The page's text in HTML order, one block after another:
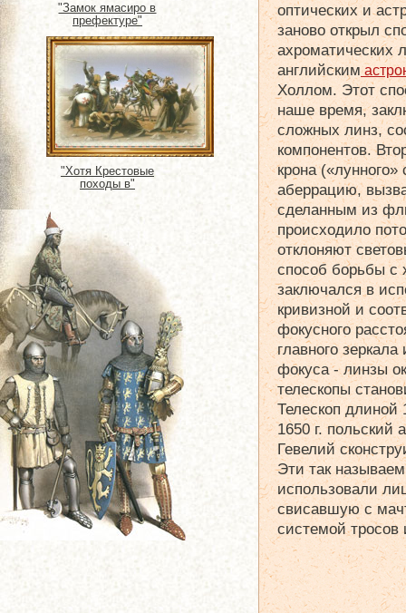
"Замок ямасиро в
префектуре"
"Хотя Крестовые
походы в"
оптических и
заново открыл
ахроматических
английским
Холлом. Этот
наше время,
сложных линз,
компонентов.
крона
аберрацию,
сделанным из
происходило
отклоняют
способ борьбы с
заключался в
кривизной и
фокусного
главного
фокуса - линзы
телескопы
Телескоп
1650 г. польский
Гевелий
Эти так
использовали
свисавшую с
системой тросов